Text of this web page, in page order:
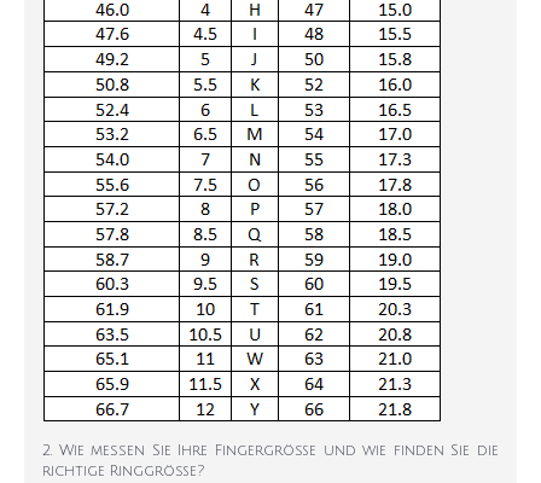
2. Wie messen Sie Ihre Fingergröße und wie finden Sie die
richtige Ringgröße?